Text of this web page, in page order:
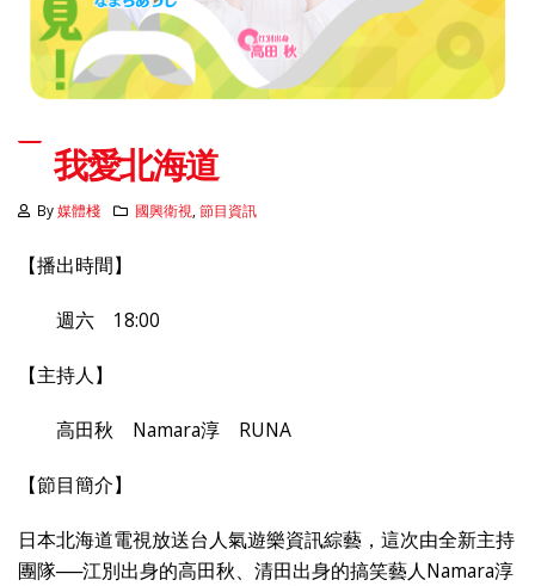
我愛北海道
By媒體棧 國興衛視 節目資訊
【播出時間】
週六 18:00
【主持人】
高田秋 Namara淳 RUNA
【節目簡介】
日本北海道電視放送台人氣遊樂資訊綜藝，這次由全新主持
團隊──江別出身的高田秋、清田出身的搞笑藝人Namara淳